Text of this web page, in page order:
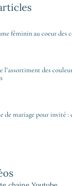
féminin au coeur des
l’assortiment des
de mariage pour invité :